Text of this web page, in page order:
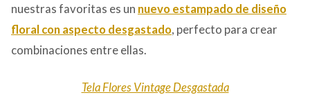
nuestras favoritas es un nuevo estampado de diseño
floralcon aspecto desgastado, perfecto para crear
combinaciones entre ellas.
Tela Flores Vintage Desgastada